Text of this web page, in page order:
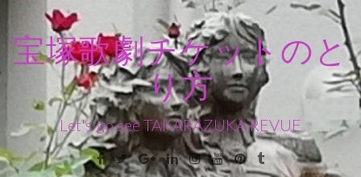
ン
ス
キ
宝塚歌劇チケットのと
り方
Let's go see TAKARAZUKA REVUE
Facebook
TwitterGoogle+LinkedinInstagram
YoutubePinterest
Tumblr